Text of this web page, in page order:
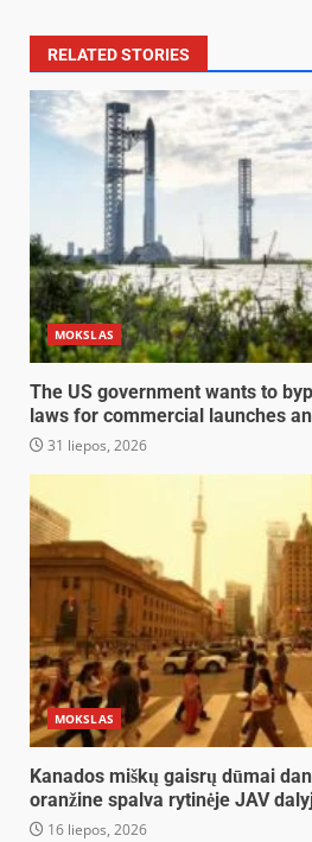
RELATED STORIES
MOKSLAS
The US government wants to
laws for commercial launches
31 liepos, 2026
MOKSLAS
Kanados miškų gaisrų dūmai
oranžine spalva rytinėje JAV
16 liepos, 2026